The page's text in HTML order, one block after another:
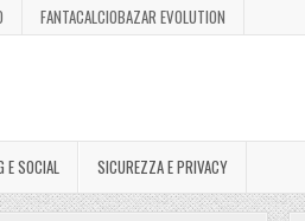
FANTACALCIOBAZAR EVOLUTION
E SOCIAL SICUREZZA E PRIVACY